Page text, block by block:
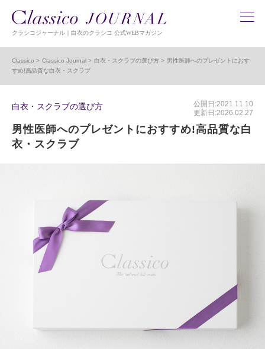
クラシコジャーナル｜白衣のクラシコ 公式WEBマガジン
Classico Classico Journal 白衣・スクラブの選び方
男性医師へのプレゼントにおす
すめ!高品質な白衣・スクラブ
白衣・スクラブの選び方
公開日:2021.11.10
更新日:2026.02.27
男性医師へのプレゼントにおすすめ!高品質な白
衣・スクラブ